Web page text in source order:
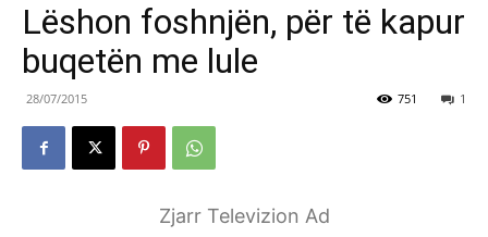
Lëshon foshnjën, për të kapur
buqetën me lule
28/07/2015 1
751
Zjarr Televizion Ad